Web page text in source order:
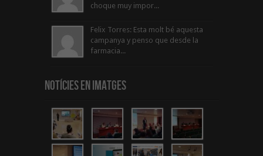
choque muy impor...
Felix Torres: Esta molt bé aquesta
campanya y penso que desde la
farmacia...
Notícies en Imatges